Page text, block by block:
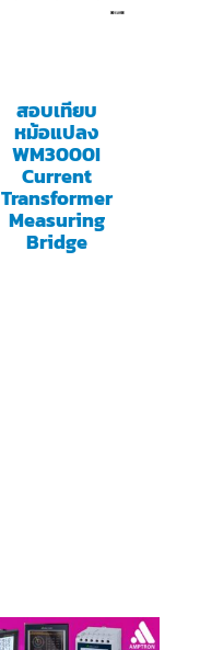
สอบเทียบ
หม้อแปลง
WM3000I
Current
Transformer
Measuring
Bridge